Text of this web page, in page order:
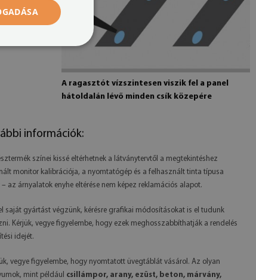
A ragasztót vízszintesen viszik fel a panel
hátoldalán lévő minden csík közepére
információk:
színei kissé eltérhetnek a látványtervtől a megtekintéshez
monitor kalibrációja, a nyomtatógép és a felhasznált tinta típusa
az árnyalatok enyhe eltérése nem képez reklamációs alapot.
saját gyártást végzünk, kérésre grafikai módosításokat is el tudunk
Kérjük, vegye figyelembe, hogy ezek meghosszabbíthatják a rendelés
idejét.
vegye figyelembe, hogy nyomtatott üvegtáblát vásárol. Az olyan
mint például csillámpor, arany, ezüst, beton, márvány,